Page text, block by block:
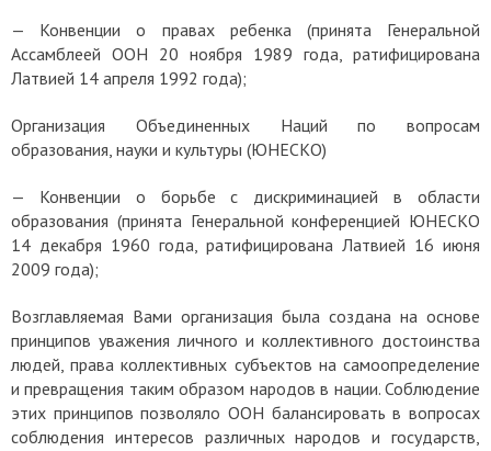
— Конвенции о правах ребенка (принята Генеральной
Ассамблеей ООН 20 ноября 1989 года, ратифицирована
Латвией 14 апреля 1992 года);
Организация Объединенных Наций по вопросам
образования, науки и культуры (ЮНЕСКО)
—
Конвенции о борьбе с дискриминацией в области
образования (принята Генеральной конференцией ЮНЕСКО
14 декабря 1960 года, ратифицирована Латвией 16 июня
2009 года);
Возглавляемая Вами организация была создана на основе
принципов уважения личного и коллективного достоинства
людей, права коллективных субъектов на самоопределение
и превращения таким образом народов в нации. Соблюдение
этих принципов позволяло ООН балансировать в вопросах
соблюдения интересов различных народов и государств,